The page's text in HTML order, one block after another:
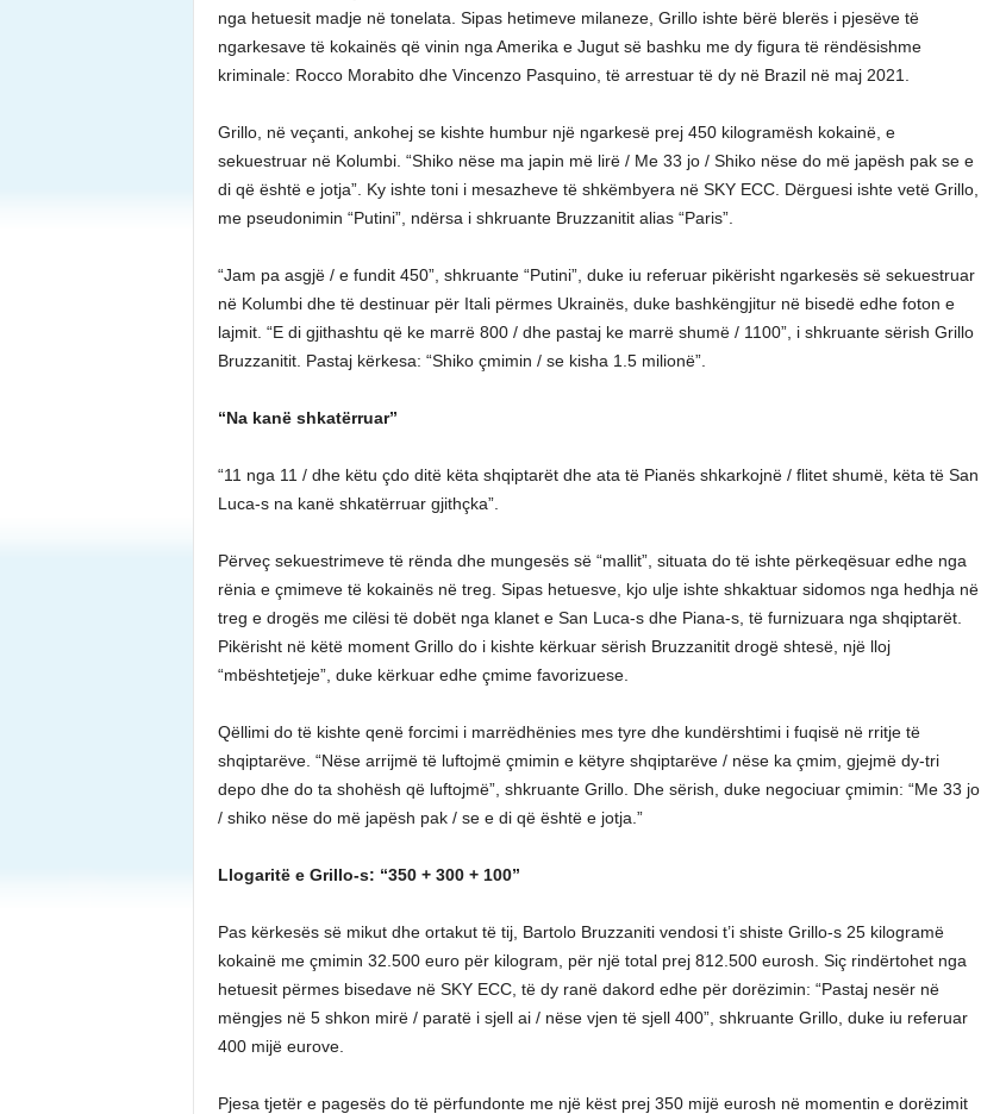
nga hetuesit madje në tonelata. Sipas hetimeve milaneze, Grillo ishte bërë blerës i pjesëve të
ngarkesave të kokainës që vinin nga Amerika e Jugut së bashku me dy figura të rëndësishme
kriminale: Rocco Morabito dhe Vincenzo Pasquino, të arrestuar të dy në Brazil në maj 2021.
Grillo, në veçanti, ankohej se kishte humbur një ngarkesë prej 450 kilogramësh kokainë, e
sekuestruar në Kolumbi. “Shiko nëse ma japin më lirë / Me 33 jo / Shiko nëse do më japësh pak se e
di që është e jotja”. Ky ishte toni i mesazheve të shkëmbyera në SKY ECC. Dërguesi ishte vetë Grillo,
me pseudonimin “Putini”, ndërsa i shkruante Bruzzanitit alias “Paris”.
“Jam pa asgjë / e fundit 450”, shkruante “Putini”, duke iu referuar pikërisht ngarkesës së sekuestruar
në Kolumbi dhe të destinuar për Itali përmes Ukrainës, duke bashkëngjitur në bisedë edhe foton e
lajmit. “E di gjithashtu që ke marrë 800 / dhe pastaj ke marrë shumë / 1100”, i shkruante sërish Grillo
Bruzzanitit. Pastaj kërkesa: “Shiko çmimin / se kisha 1.5 milionë”.
“Na kanë shkatërruar”
“11 nga 11 / dhe këtu çdo ditë këta shqiptarët dhe ata të Pianës shkarkojnë / flitet shumë, këta të San
Luca-s na kanë shkatërruar gjithçka”.
Përveç sekuestrimeve të rënda dhe mungesës së “mallit”, situata do të ishte përkeqësuar edhe nga
rënia e çmimeve të kokainës në treg. Sipas hetuesve, kjo ulje ishte shkaktuar sidomos nga hedhja në
treg e drogës me cilësi të dobët nga klanet e San Luca-s dhe Piana-s, të furnizuara nga shqiptarët.
Pikërisht në këtë moment Grillo do i kishte kërkuar sërish Bruzzanitit drogë shtesë, një lloj
“mbështetjeje”, duke kërkuar edhe çmime favorizuese.
Qëllimi do të kishte qenë forcimi i marrëdhënies mes tyre dhe kundërshtimi i fuqisë në rritje të
shqiptarëve. “Nëse arrijmë të luftojmë çmimin e këtyre shqiptarëve / nëse ka çmim, gjejmë dy-tri
depo dhe do ta shohësh që luftojmë”, shkruante Grillo. Dhe sërish, duke negociuar çmimin: “Me 33 jo
/ shiko nëse do më japësh pak / se e di që është e jotja.”
Llogaritë e Grillo-s: “350 + 300 + 100”
Pas kërkesës së mikut dhe ortakut të tij, Bartolo Bruzzaniti vendosi t’i shiste Grillo-s 25 kilogramë
kokainë me çmimin 32.500 euro për kilogram, për një total prej 812.500 eurosh. Siç rindërtohet nga
hetuesit përmes bisedave në SKY ECC, të dy ranë dakord edhe për dorëzimin: “Pastaj nesër në
mëngjes në 5 shkon mirë / paratë i sjell ai / nëse vjen të sjell 400”, shkruante Grillo, duke iu referuar
400 mijë eurove.
Pjesa tjetër e pagesës do të përfundonte me një këst prej 350 mijë eurosh në momentin e dorëzimit